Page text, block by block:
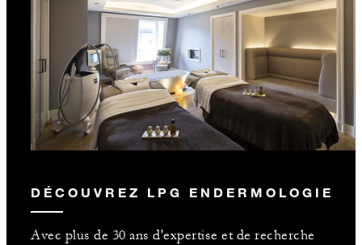
DÉCOUVREZ LPG ENDERMOLOGIE
Avec plus de 30 ans d'expertise et de recherche